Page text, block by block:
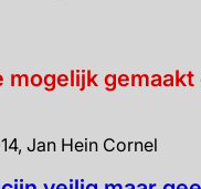
gemaakt
Jan Hein Cornel